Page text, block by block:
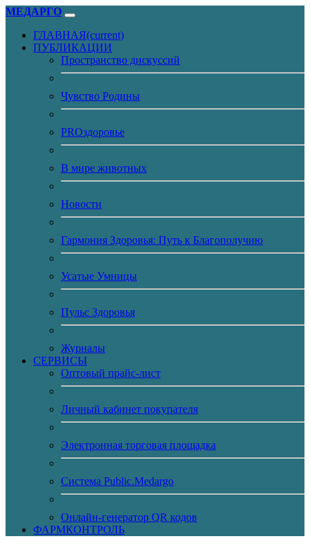
МЕДАРГО
ГЛАВНАЯ(current)
ПУБЛИКАЦИИ
Пространство дискуссий
Чувство Родины
PROздоровье
В мире животных
Новости
Гармония Здоровья: Путь к Благополучию
Усатые Умницы
Пульс Здоровья
Журналы
CЕРВИСЫ
Оптовый прайс-лист
Личный кабинет покупателя
Электронная торговая площадка
Система Public.Medargo
Онлайн-генератор QR кодов
ФАРМКОНТРОЛЬ